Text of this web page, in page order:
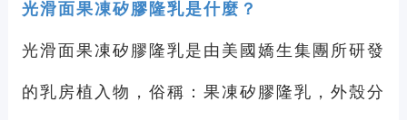
光滑面果凍矽膠隆乳是什麼？
光滑面果凍矽膠隆乳是由美國嬌生集團所研發
的乳房植入物，俗稱：果凍矽膠隆乳，外殼分